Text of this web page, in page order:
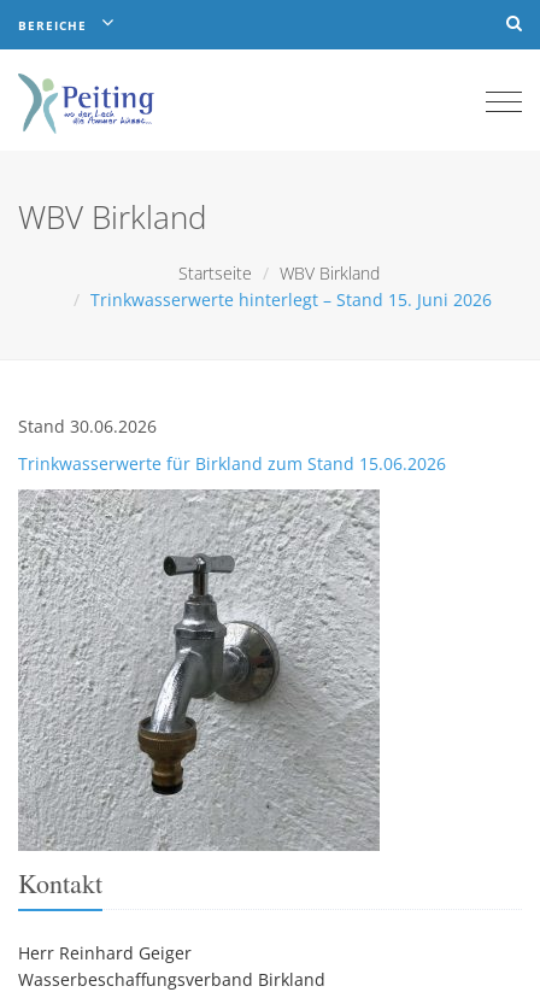
BEREICHE
WBV Birkland
Startseite
WBV Birkland
Trinkwasserwerte hinterlegt – Stand 15. Juni 2026
Stand 30.06.2026
Trinkwasserwerte für Birkland zum Stand 15.06.2026
Kontakt
Herr Reinhard Geiger
Wasserbeschaffungsverband Birkland